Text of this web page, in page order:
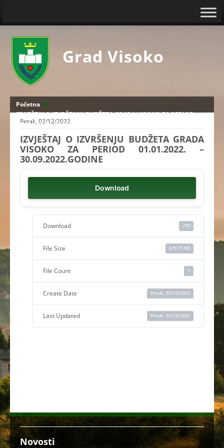
Grad Visoko
Početna
IZVJEŠTAJ O IZVRŠENJU BUDŽETA GRADA VISOKO ZA PERIOD
01.01.2022. - 30.09.2022.GODINE
Petak, 02/12/2022
IZVJEŠTAJ O IZVRŠENJU BUDŽETA GRADA
VISOKO ZA PERIOD 01.01.2022. –
30.09.2022.GODINE
Download
Download 710
File Size 679.71 KB
File Count 1
Create Date Petak, 02/12/2022
Last Updated Petak, 02/12/2022
Novosti